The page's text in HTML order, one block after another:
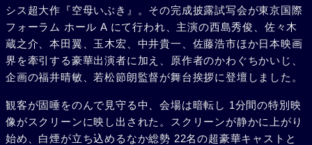
シス超大作『空母いぶき』。その完成披露試写会が東京国際
フォーラム ホール A にて行われ、主演の西島秀俊、佐々木
蔵之介、本田翼、玉木宏、中井貴一、佐藤浩市ほか日本映画
界を牽引する豪華出演者に加え、原作者のかわぐちかいじ、
企画の福井晴敏、若松節朗監督が舞台挨拶に登壇しました。
観客が固唾をのんで見守る中、会場は暗転し 1分間の特別映
像がスクリーンに映し出された。スクリーンが静かに上がり
始め、白煙が立ち込めるなか総勢 22名の超豪華キャストと